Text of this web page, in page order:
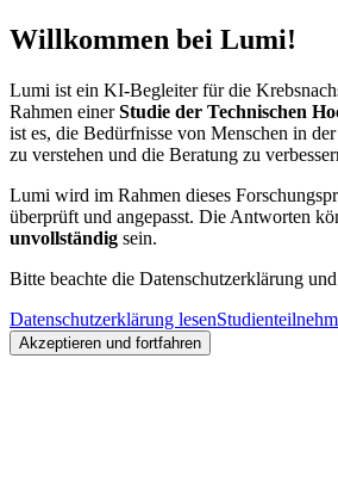
Willkommen bei Lumi!
Lumi ist ein KI-Begleiter für die
Rahmen einerStudie der Technischen
ist es, die Bedürfnisse von Menschen in
zu verstehen und die Beratung zu
Lumi wird im Rahmen dieses
überprüft und angepasst. Die Antworten
unvollständig sein.
Bitte beachte die Datenschutzerklärung
Datenschutzerklärung lesen
Akzeptieren und fortfahren